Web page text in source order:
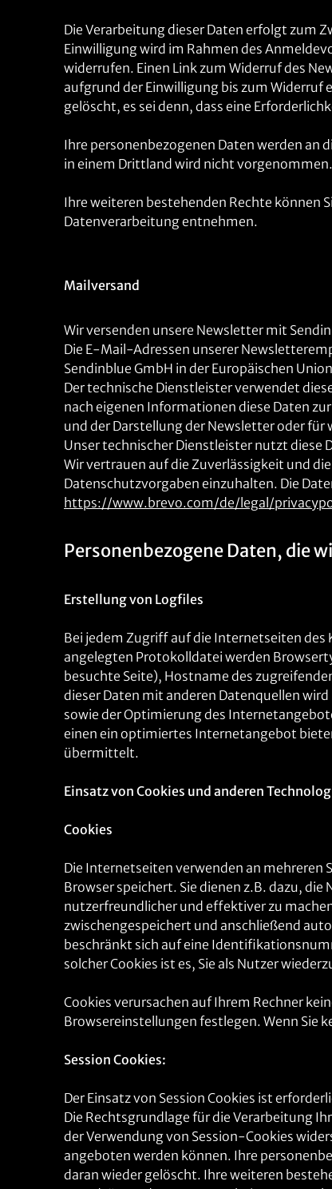
Die Verarbeitung dieser Daten erfolgt zum
Einwilligung wird im Rahmen des
widerrufen. Einen Link zum Widerruf des
aufgrund der Einwilligung bis zum Widerruf
gelöscht, es sei denn, dass eine
Ihre personenbezogenen Daten werden
in einem Drittland wird nicht vorgenommen.
Ihre weiteren bestehenden Rechte können
Datenverarbeitung entnehmen.
Mailversand
Wir versenden unsere Newsletter mit
Die E-Mail-Adressen unserer
Sendinblue GmbH in der Europäischen
Der technische Dienstleister verwendet
nach eigenen Informationen diese Daten
und der Darstellung der Newsletter oder
Unser technischer Dienstleister nutzt diese
Wir vertrauen auf die Zuverlässigkeit und
Datenschutzvorgaben einzuhalten. Die
https://www.brevo.com/de/legal/
Personenbezogene Daten, die
Erstellung von Logfiles
Bei jedem Zugriff auf die Internetseiten
angelegten Protokolldatei werden
besuchte Seite), Hostname des
dieser Daten mit anderen Datenquellen
sowie der Optimierung des
einen ein optimiertes Internetangebot
übermittelt.
Einsatz von Cookies und anderen
Cookies
Die Internetseiten verwenden an mehreren
Browser speichert. Sie dienen z.B. dazu,
nutzerfreundlicher und effektiver zu
zwischengespeichert und anschließend
beschränkt sich auf eine
solcher Cookies ist es, Sie als Nutzer
Cookies verursachen auf Ihrem Rechner
Browsereinstellungen festlegen. Wenn Sie
Session Cookies:
Der Einsatz von Session Cookies ist
Die Rechtsgrundlage für die Verarbeitung
der Verwendung von Session-Cookies
angeboten werden können. Ihre
daran wieder gelöscht. Ihre weiteren